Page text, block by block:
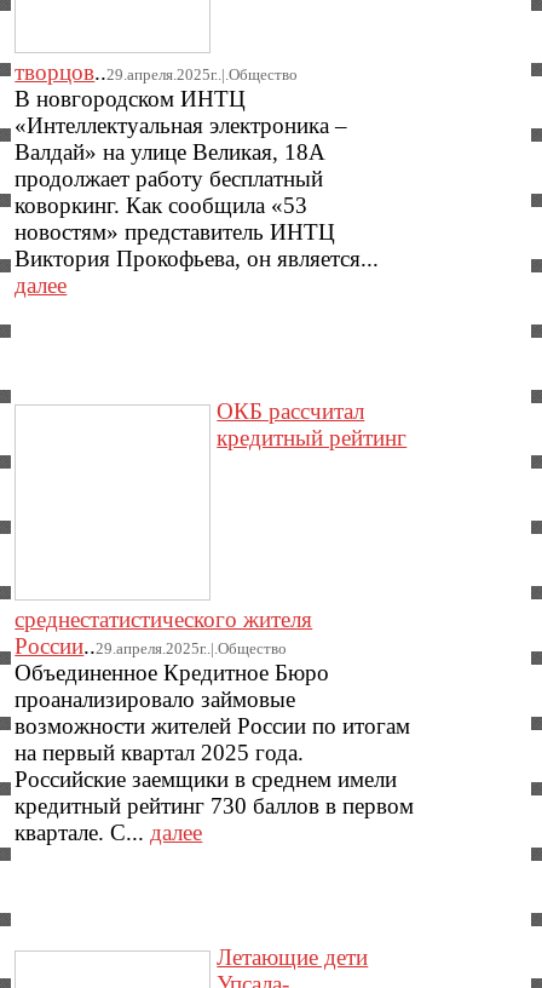
творцов..29.апреля.2025г..|.Общество
В новгородском ИНТЦ
«Интеллектуальная электроника –
Валдай» на улице Великая, 18А
продолжает работу бесплатный
коворкинг. Как сообщила «53
новостям» представитель ИНТЦ
Виктория Прокофьева, он является...
далее
ОКБ рассчитал
кредитный рейтинг
среднестатистического жителя
России..29.апреля.2025г..|.Общество
Объединенное Кредитное Бюро
проанализировало займовые
возможности жителей России по итогам
на первый квартал 2025 года.
Российские заемщики в среднем имели
кредитный рейтинг 730 баллов в первом
квартале. С... далее
Летающие дети